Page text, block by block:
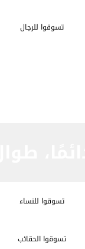
تسوقوا للرجال
تسوقوا للنساء
تسوقوا الحقائب